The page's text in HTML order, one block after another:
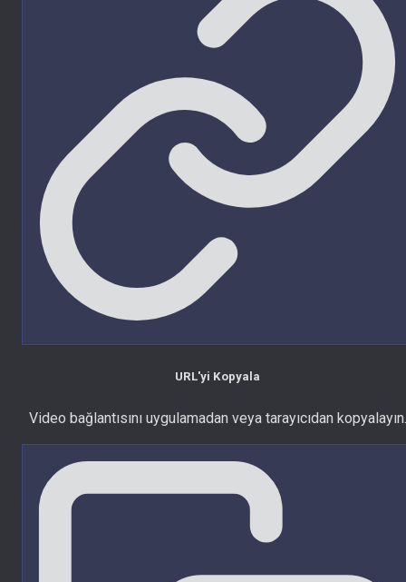
URL'yi Kopyala
Video bağlantısını uygulamadan veya tarayıcıdan kopyalayın.